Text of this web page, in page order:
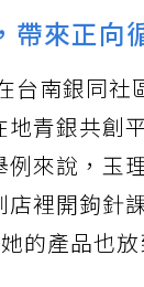
帶來正向
台南銀同
青銀共創
例來說，玉
裡開鉤針
的產品也放